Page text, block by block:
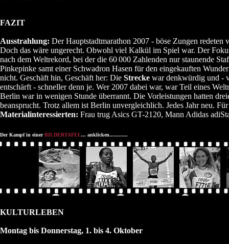
FAZIT
Ausstrahlung: Der Hauptstadtmarathon 2007 - böse Zungen redeten
Doch das wäre ungerecht. Obwohl viel Kalkül im Spiel war. Der
nach dem Weltrekord, bei der die 60000 Zahlenden nur staunende
Pinkepinke samt einer Schwadron Hasen für den eingekauften
nicht. Geschäft hin, Geschäft her: Die Strecke war denkwürdig und -
entschärft - schneller denn je. Wer 2007 dabei war, war Teil eines
Berlin war in wenigen Stunde überrannt. Die Vorleistungen hatten
beansprucht. Trotz allem ist Berlin unvergleichlich. Jedes Jahr neu.
Materialinteressierten: Frau trug Asics GT-2120, Mann Adidas
Der Kampf in einerBILDERTAFEL... anklicken............
KULTURLEBEN
Montag bis Donnerstag, 1. bis 4. Oktober